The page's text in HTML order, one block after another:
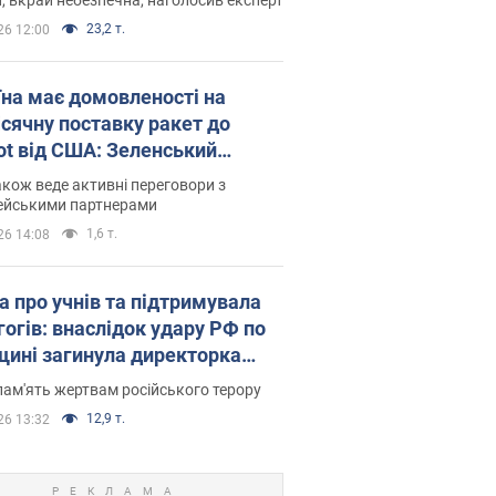
12:00 23,2 т.
має домовленості на
поставку ракет до
від США: Зеленський
подробиці
веде активні переговори з
партнерами
14:08 1,6 т.
про учнів та підтримувала
внаслідок удару РФ по
загинула директорка
ліцею, її чоловік та онук
жертвам російського терору
13:32 12,9 т.